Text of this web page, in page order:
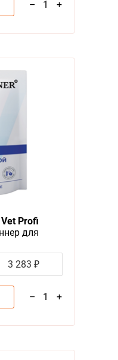
– 1 +
Profi
для
3 283 ₽
– 1 +